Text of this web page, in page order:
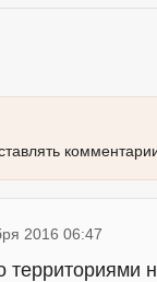
2016 06:47
территориями